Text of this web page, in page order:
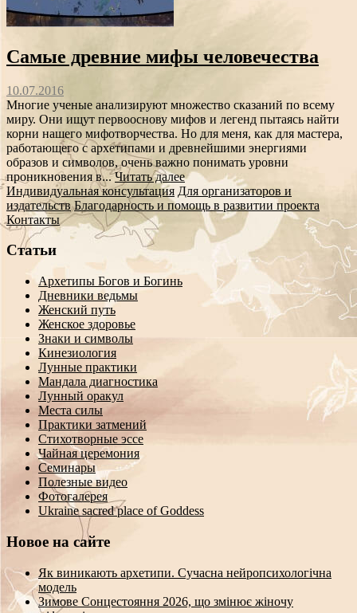
Самые древние мифы человечества
10.07.2016
Многие ученые анализируют множество сказаний по всему
миру. Они ищут первооснову мифов и легенд пытаясь найти
корни нашего мифотворчества. Но для меня, как для мастера,
работающего с архетипами и древнейшими энергиями
образов и символов, очень важно понимать уровни
проникновения в...Читать далее
Индивидуальная консультация Для организаторов и
издательств Благодарность и помощь в развитии проекта
Контакты
Статьи
Архетипы Богов и Богинь
Дневники ведьмы
Женский путь
Женское здоровье
Знаки и символы
Кинезиология
Лунные практики
Мандала диагностика
Лунный оракул
Места силы
Практики затмений
Стихотворные эссе
Чайная церемония
Семинары
Полезные видео
Фотогалерея
Ukraine sacred place of Goddess
Новое на сайте
Як виникають архетипи. Сучасна нейропсихологічна
модель
Зимове Сонцестояння 2026, що змінює жіночу